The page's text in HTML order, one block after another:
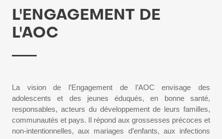
L'ENGAGEMENT DE
L'AOC
La vision de l’Engagement de l’AOC envisage des
adolescents et des jeunes éduqués, en bonne santé,
responsables, acteurs du développement de leurs familles,
communautés et pays. Il répond aux grossesses précoces et
non-intentionnelles, aux mariages d’enfants, aux infections